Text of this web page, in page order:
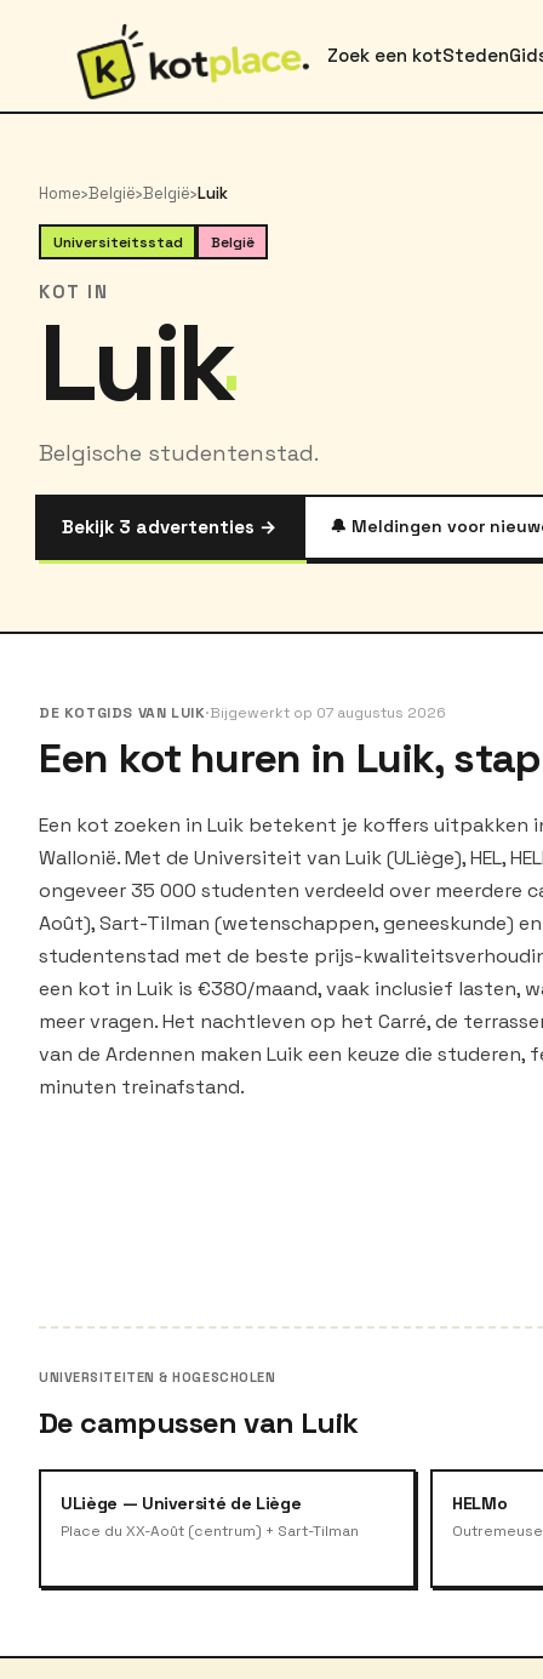
Zoek een kotSteden
Home›België›België›Luik
Universiteitsstad België
KOT IN
Luik
Belgische studentenstad.
Bekijk 3 advertenties → 🔔 Meldingen voor
DE KOTGIDS VAN LUIK·Bijgewerkt op 07 augustus 2026
Een kot huren in Luik,
Een kot zoeken in Luik betekent je koffers uitpakken
Wallonië. Met de Universiteit van Luik (ULiège), HEL,
ongeveer 35 000 studenten verdeeld over meerdere
Août), Sart-Tilman (wetenschappen, geneeskunde) en
studentenstad met de beste prijs-
een kot in Luik is €380/maand, vaak inclusief lasten,
meer vragen. Het nachtleven op het Carré, de
van de Ardennen maken Luik een keuze die
minuten treinafstand.
UNIVERSITEITEN & HOGESCHOLEN
De campussen van Luik
ULiège — Université de Liège
Place du XX-Août (centrum) + Sart-Tilman
HELMo